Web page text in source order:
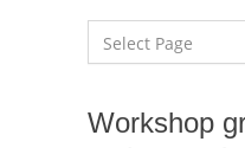
Workshop